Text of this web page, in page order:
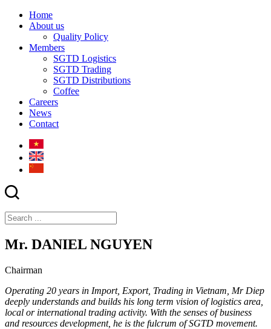
Home
About us
Quality Policy
Members
SGTD Logistics
SGTD Trading
SGTD Distributions
Coffee
Careers
News
Contact
Mr. DANIEL NGUYEN
Chairman
Operating 20 years in Import, Export, Trading in Vietnam, Mr Diep
deeply understands and builds his long term vision of logistics area,
local or international trading activity. With the senses of business
and resources development, he is the fulcrum of SGTD movement.